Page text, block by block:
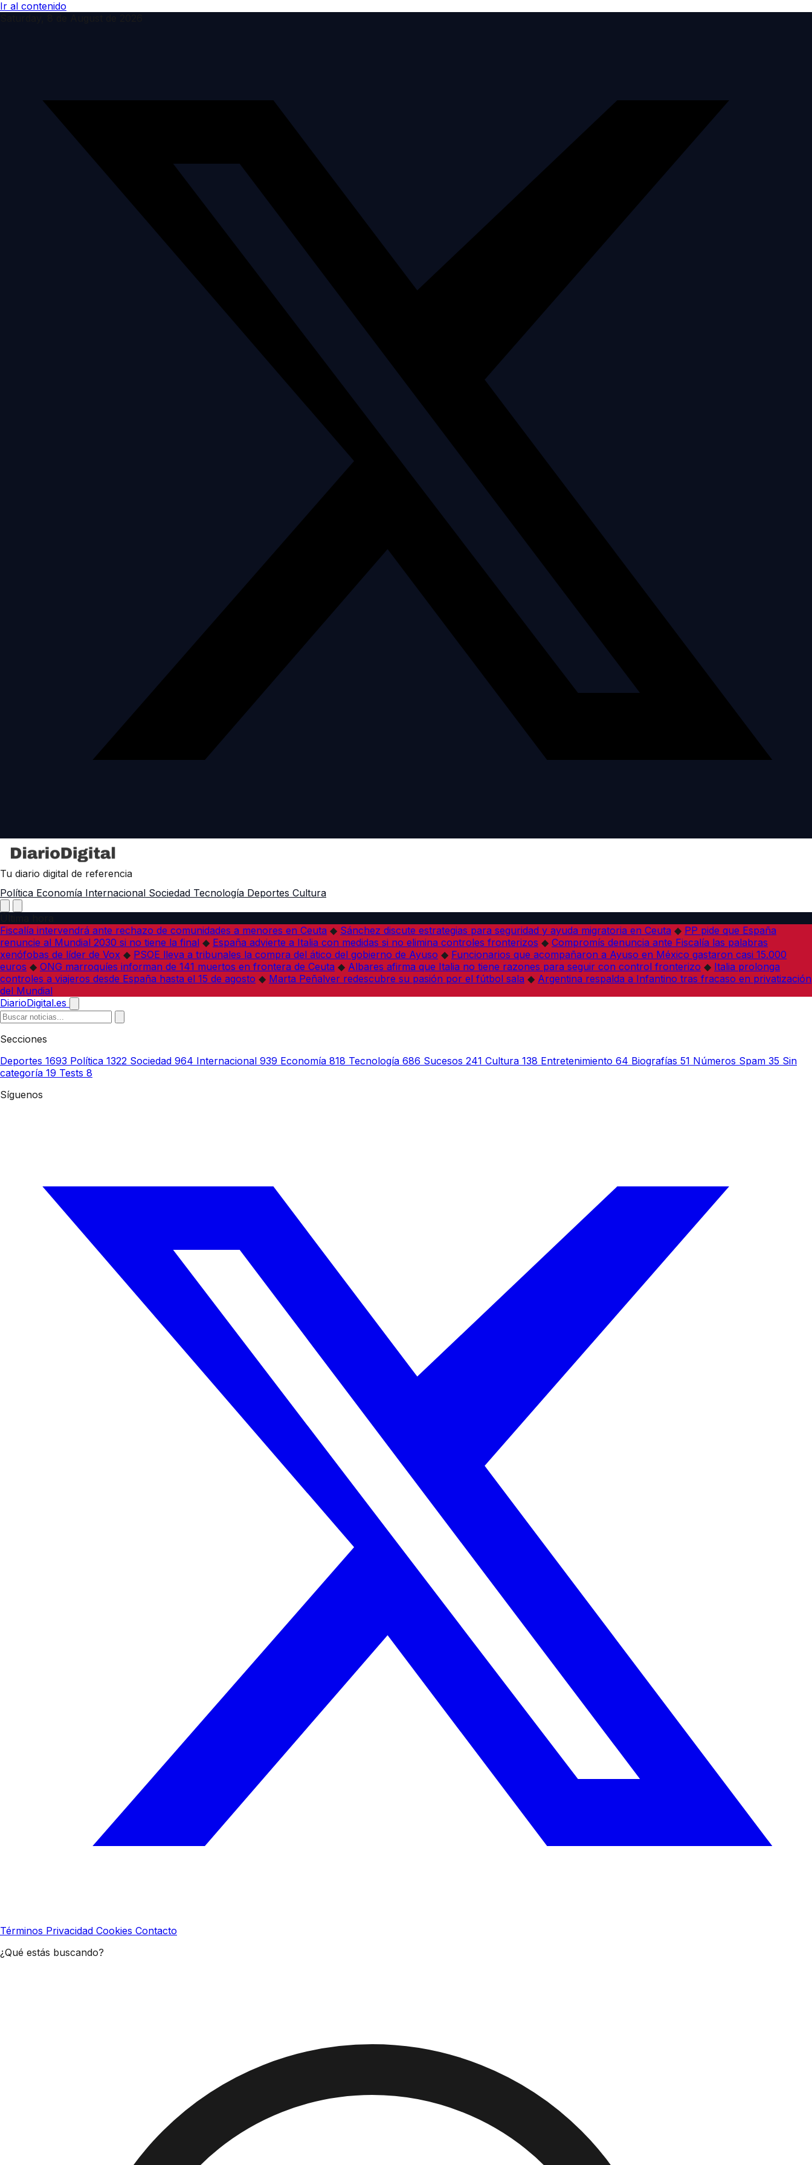
Ir al contenido
Tu diario digital de referencia
Política Economía Internacional Sociedad Tecnología Deportes Cultura
Fiscalía intervendrá ante rechazo de comunidades a menores en Ceuta ◆ Sánchez discute estrategias para seguridad y ayuda migratoria en Ceuta ◆ PP pide que España
renuncie al Mundial 2030 si no tiene la final ◆ España advierte a Italia con medidas si no elimina controles fronterizos ◆ Compromís denuncia ante Fiscalía las palabras
xenófobas de líder de Vox ◆ PSOE lleva a tribunales la compra del ático del gobierno de Ayuso ◆ Funcionarios que acompañaron a Ayuso en México gastaron casi 15.000
euros ◆ ONG marroquíes informan de 141 muertos en frontera de Ceuta ◆ Albares afirma que Italia no tiene razones para seguir con control fronterizo ◆ Italia prolonga
controles a viajeros desde España hasta el 15 de agosto ◆ Marta Peñalver redescubre su pasión por el fútbol sala ◆ Argentina respalda a Infantino tras fracaso en privatización
del Mundial
DiarioDigital.es
Secciones
Deportes 1693 Política 1322 Sociedad 964 Internacional 939 Economía 818 Tecnología 686 Sucesos 241 Cultura 138 Entretenimiento 64 Biografías 51 Números Spam 35 Sin
categoría 19 Tests 8
Síguenos
Términos Privacidad Cookies Contacto
¿Qué estás buscando?